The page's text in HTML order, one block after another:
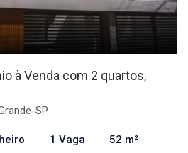
à Venda com 2 quartos,
SP
1 Vaga 52 m²